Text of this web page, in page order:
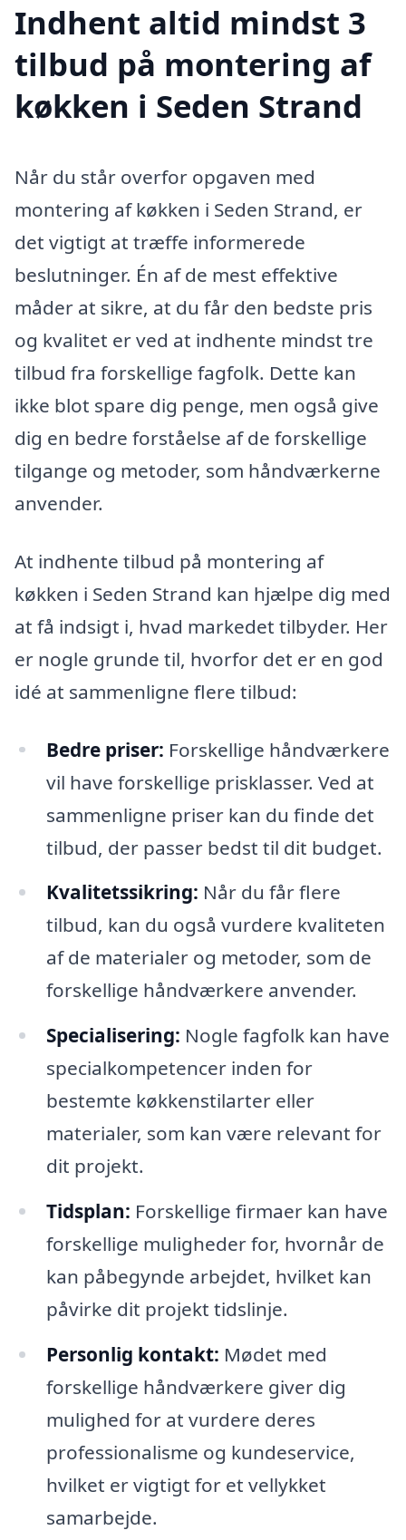
Indhent altid mindst 3
tilbud på montering af
køkken i Seden Strand
Når du står overfor opgaven med
montering af køkken i Seden Strand, er
det vigtigt at træffe informerede
beslutninger. Én af de mest effektive
måder at sikre, at du får den bedste pris
og kvalitet er ved at indhente mindst tre
tilbud fra forskellige fagfolk. Dette kan
ikke blot spare dig penge, men også give
dig en bedre forståelse af de forskellige
tilgange og metoder, som håndværkerne
anvender.
At indhente tilbud på montering af
køkken i Seden Strand kan hjælpe dig med
at få indsigt i, hvad markedet tilbyder. Her
er nogle grunde til, hvorfor det er en god
idé at sammenligne flere tilbud:
Bedre priser: Forskellige håndværkere
vil have forskellige prisklasser. Ved at
sammenligne priser kan du finde det
tilbud, der passer bedst til dit budget.
Kvalitetssikring: Når du får flere
tilbud, kan du også vurdere kvaliteten
af de materialer og metoder, som de
forskellige håndværkere anvender.
Specialisering: Nogle fagfolk kan have
specialkompetencer inden for
bestemte køkkenstilarter eller
materialer, som kan være relevant for
dit projekt.
Tidsplan: Forskellige firmaer kan have
forskellige muligheder for, hvornår de
kan påbegynde arbejdet, hvilket kan
påvirke dit projekt tidslinje.
Personlig kontakt: Mødet med
forskellige håndværkere giver dig
mulighed for at vurdere deres
professionalisme og kundeservice,
hvilket er vigtigt for et vellykket
samarbejde.